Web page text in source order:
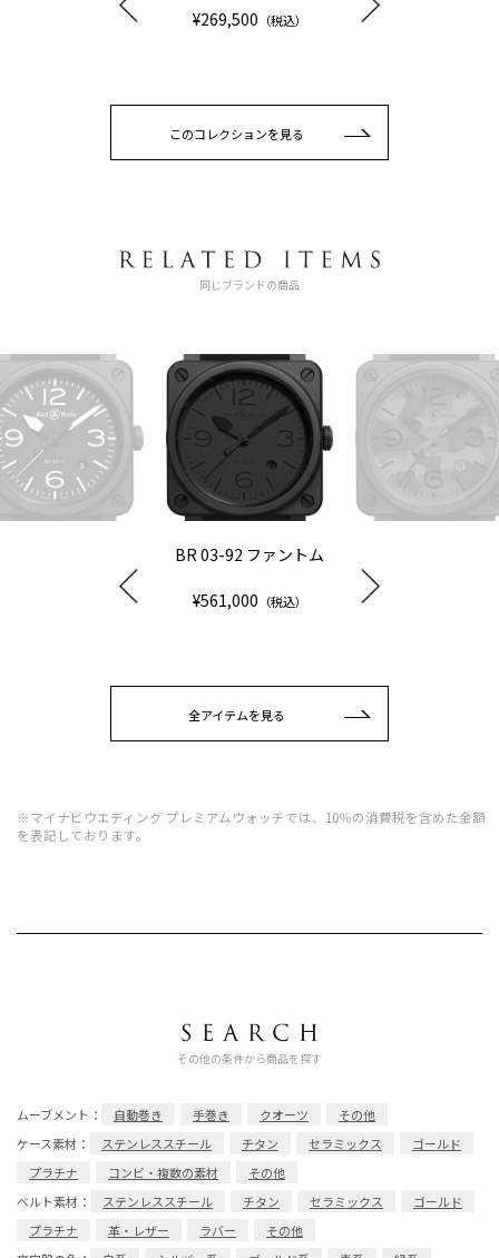
¥269,500 （税込）
このコレクションを見る
同じブランドの商品
BR 03-92 ファントム
¥561,000 （税込）
全アイテムを見る
※マイナビウエディング プレミアムウォッチでは、10％の消費税を含めた金額
を表記しております。
その他の条件から商品を探す
ムーブメント： 自動巻き 手巻き クオーツ
その他
ケース素材：
ステンレススチール チタン セラミックス
ゴールド
プラチナ
コンビ・複数の素材
その他
ベルト素材：
ステンレススチール チタン セラミックス
ゴールド
プラチナ
革・レザー ラバー
その他